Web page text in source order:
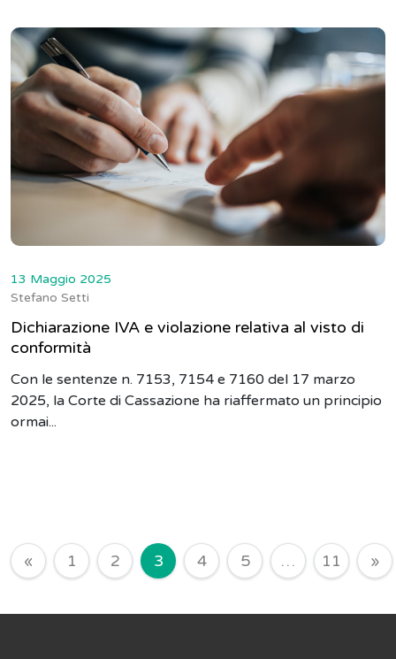
13 Maggio 2025
Stefano Setti
Dichiarazione IVA e violazione relativa al visto di
conformità
Con le sentenze n. 7153, 7154 e 7160 del 17 marzo
2025, la Corte di Cassazione ha riaffermato un principio
ormai...
Navigazione degli articoli
« 1 2 3 4 5 … 11 »